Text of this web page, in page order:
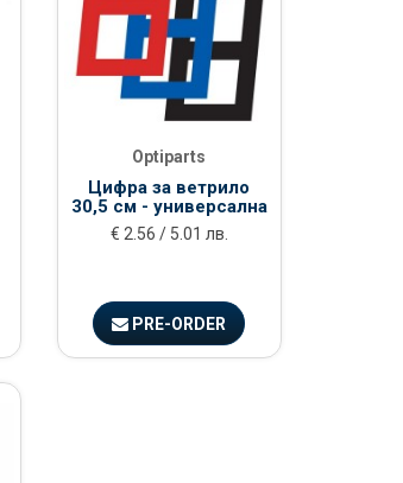
Optiparts
Цифра за ветрило
30,5 см - универсална
€ 2.56 / 5.01 лв.
PRE-ORDER